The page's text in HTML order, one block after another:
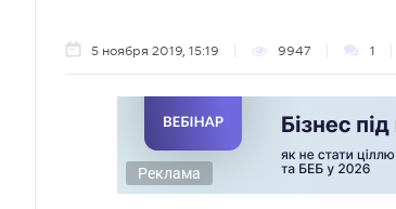
5 ноября 2019, 15:19 9947 1
Реклама